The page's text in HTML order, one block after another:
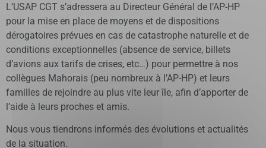
L’USAP CGT s’adressera au Directeur Général de l’AP-HP
pour la mise en place de moyens et de dispositions
dérogatoires prévues en cas de catastrophe naturelle et de
conditions exceptionnelles (absence de service, billets
d’avions aux tarifs de crises, etc…) pour permettre à nos
collègues Mahorais (peu nombreux à l’AP-HP) et leurs
familles de rejoindre au plus vite leur île, afin d’apporter de
l’aide à leurs proches et amis.
Nous vous tiendrons informés des évolutions et actualités
de la situation.